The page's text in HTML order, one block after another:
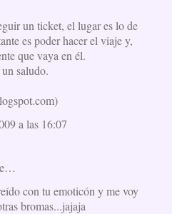
un ticket, el lugar es lo de
es poder hacer el viaje y,
que vaya en él.
saludo.
a las 16:07
con tu emoticón y me voy
bromas...jajaja